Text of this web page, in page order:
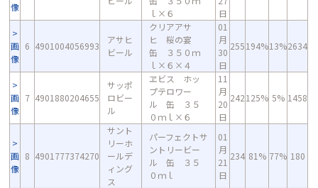
像
ｌ×６
日
画
像
6 4901004056993
アサヒ
ビール
クリアアサ
ヒ 桜の宴
缶 ３５０ｍ
ｌ×６×４
01
月
30
日
255194%13%2634
画
像
7 4901880204655
サッポ
ロビー
ル
ヱビス ホッ
プテロワー
ル 缶 ３５
０ｍｌ×６
11
月
20
日
242125% 5% 1458
画
像
8 4901777374270
サント
リーホ
ールデ
ィング
ス
パーフェクトサ
ントリービー
ル 缶 ３５
０ｍｌ
01
月
21
日
234 81% 77% 180